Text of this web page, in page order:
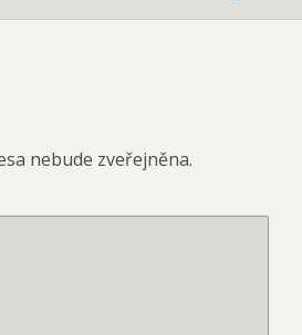
nebude zveřejněna.